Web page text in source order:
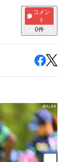
コメン
ト
0件